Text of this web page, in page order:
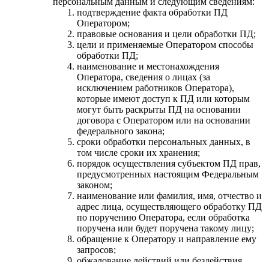
подтверждение факта обработки ПД
Оператором;
правовые основания и цели обработки ПД;
цели и применяемые Оператором способы
обработки ПД;
наименование и местонахождения
Оператора, сведения о лицах (за
исключением работников Оператора),
которые имеют доступ к ПД или которым
могут быть раскрыты ПД на основании
договора с Оператором или на основании
федерального закона;
сроки обработки персональных данных, в
том числе сроки их хранения;
порядок осуществления субъектом ПД прав,
предусмотренных настоящим Федеральным
законом;
наименование или фамилия, имя, отчество и
адрес лица, осуществляющего обработку ПД
по поручению Оператора, если обработка
поручена или будет поручена такому лицу;
обращение к Оператору и направление ему
запросов;